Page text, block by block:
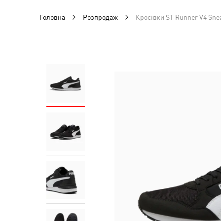
Головна Розпродаж Кросівки ST Runner V4